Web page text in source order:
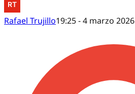
Rafael Trujillo19:25 - 4 marzo 2026